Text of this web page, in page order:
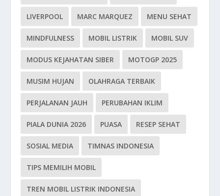
LIVERPOOL MARC MARQUEZ MENU SEHAT
MINDFULNESS MOBIL LISTRIK MOBIL SUV
MODUS KEJAHATAN SIBER MOTOGP 2025
MUSIM HUJAN OLAHRAGA TERBAIK
PERJALANAN JAUH PERUBAHAN IKLIM
PIALA DUNIA 2026 PUASA RESEP SEHAT
SOSIAL MEDIA TIMNAS INDONESIA
TIPS MEMILIH MOBIL
TREN MOBIL LISTRIK INDONESIA